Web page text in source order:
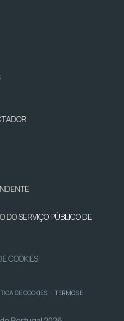
DO SERVIÇO PÚBLICO DE
COOKIES
DE COOKIES | TERMOS E